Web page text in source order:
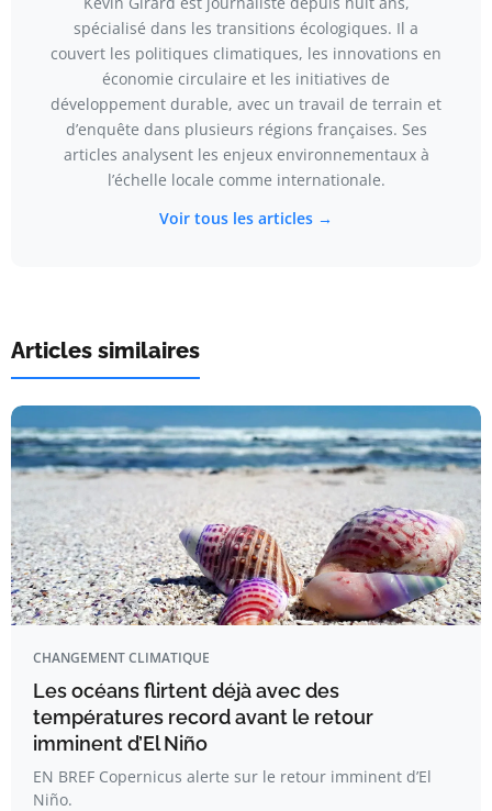
spécialisé dans les transitions écologiques. Il a
couvert les politiques climatiques, les innovations en
économie circulaire et les initiatives de
développement durable, avec un travail de terrain et
d’enquête dans plusieurs régions françaises. Ses
articles analysent les enjeux environnementaux à
l’échelle locale comme internationale.
Voir tous les articles →
Articles similaires
CHANGEMENT CLIMATIQUE
Les océans flirtent déjà avec des
températures record avant le retour
imminent d’El Niño
EN BREF Copernicus alerte sur le retour imminent d’El
Niño.